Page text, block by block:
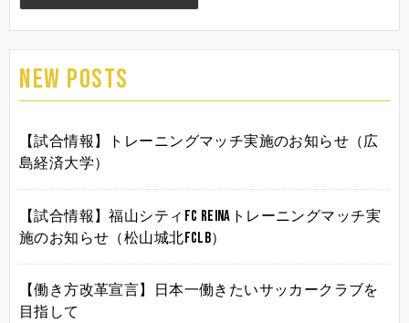
NEW POSTS
【試合情報】トレーニングマッチ実施のお知らせ（広
島経済大学）
【試合情報】福山シティFC Reinaトレーニングマッチ実
施のお知らせ（松山城北FCLB）
【働き方改革宣言】日本一働きたいサッカークラブを
目指して